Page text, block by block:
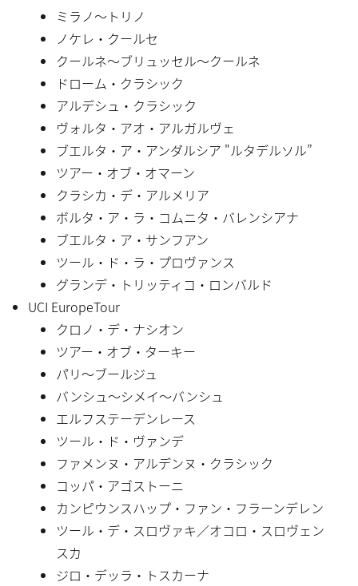
ミラノ〜トリノ
ノケレ・クールセ
クールネ〜ブリュッセル〜クールネ
ドローム・クラシック
アルデシュ・クラシック
ヴォルタ・アオ・アルガルヴェ
ブエルタ・ア・アンダルシア "ルタデルソル”
ツアー・オブ・オマーン
クラシカ・デ・アルメリア
ボルタ・ア・ラ・コムニタ・バレンシアナ
ブエルタ・ア・サンフアン
ツール・ド・ラ・プロヴァンス
グランデ・トリッティコ・ロンバルド
UCI EuropeTour
クロノ・デ・ナシオン
ツアー・オブ・ターキー
パリ〜ブールジュ
バンシュ〜シメイ〜バンシュ
エルフステーデンレース
ツール・ド・ヴァンデ
ファメンヌ・アルデンヌ・クラシック
コッパ・アゴストーニ
カンピウンスハップ・ファン・フラーンデレン
ツール・デ・スロヴァキ／オコロ・スロヴェン
スカ
ジロ・デッラ・トスカーナ